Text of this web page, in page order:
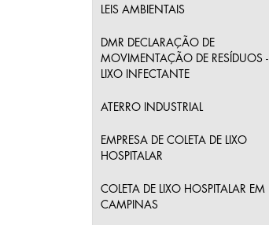
LEIS AMBIENTAIS
DMR DECLARAÇÃO DE
MOVIMENTAÇÃO DE RESÍDUOS -
LIXO INFECTANTE
ATERRO INDUSTRIAL
EMPRESA DE COLETA DE LIXO
HOSPITALAR
COLETA DE LIXO HOSPITALAR EM
CAMPINAS